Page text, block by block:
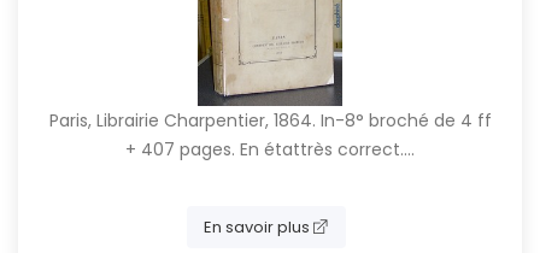
Paris, Librairie Charpentier, 1864. In-8° broché de 4 ff
+ 407 pages. En étattrès correct....
En savoir plus